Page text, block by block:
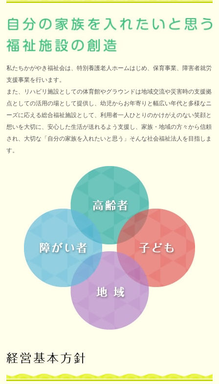
私たちかがやき福祉会は、特別養護老人ホームはじめ、保育事業、障害者就労
支援事業を行います。
また、リハビリ施設としての体育館やグラウンドは地域交流や災害時の支援拠
点としての活用の場として提供し、幼児からお年寄りと幅広い年代と多様なニ
ーズに応える総合福祉施設として、利用者一人ひとりのかけがえのない笑顔と
想いを大切に、安心した生活が送れるよう支援し、家族・地域の方々から信頼
され、大切な「自分の家族を入れたいと思う」そんな社会福祉法人を目指しま
す。